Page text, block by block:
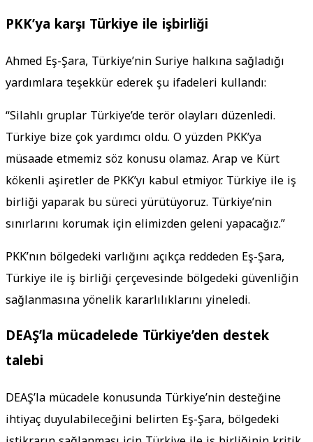
PKK’ya karşı Türkiye ile işbirliği
Ahmed Eş-Şara, Türkiye’nin Suriye halkına sağladığı
yardımlara teşekkür ederek şu ifadeleri kullandı:
“Silahlı gruplar Türkiye’de terör olayları düzenledi.
Türkiye bize çok yardımcı oldu. O yüzden PKK’ya
müsaade etmemiz söz konusu olamaz. Arap ve Kürt
kökenli aşiretler de PKK’yı kabul etmiyor. Türkiye ile iş
birliği yaparak bu süreci yürütüyoruz. Türkiye’nin
sınırlarını korumak için elimizden geleni yapacağız.”
PKK’nın bölgedeki varlığını açıkça reddeden Eş-Şara,
Türkiye ile iş birliği çerçevesinde bölgedeki güvenliğin
sağlanmasına yönelik kararlılıklarını yineledi.
DEAŞ’la mücadelede Türkiye’den destek
talebi
DEAŞ’la mücadele konusunda Türkiye’nin desteğine
ihtiyaç duyulabileceğini belirten Eş-Şara, bölgedeki